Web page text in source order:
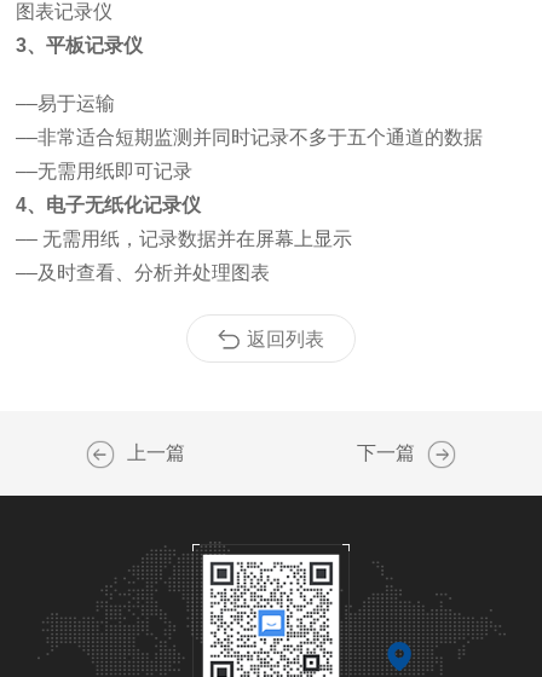
图表记录仪
3、平板记录仪
––易于运输
––非常适合短期监测并同时记录不多于五个通道的数据
––无需用纸即可记录
4、电子无纸化记录仪
–– 无需用纸，记录数据并在屏幕上显示
––及时查看、分析并处理图表
返回列表
上一篇 下一篇